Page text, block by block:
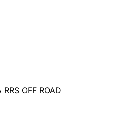
OFF ROAD